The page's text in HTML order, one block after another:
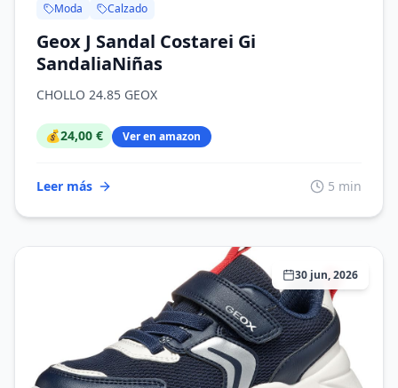
Moda Calzado
Geox J Sandal Costarei Gi
SandaliaNiñas
CHOLLO 24.85 GEOX
💰24,00 € Ver en amazon
Leer más 5 min
30 jun, 2026